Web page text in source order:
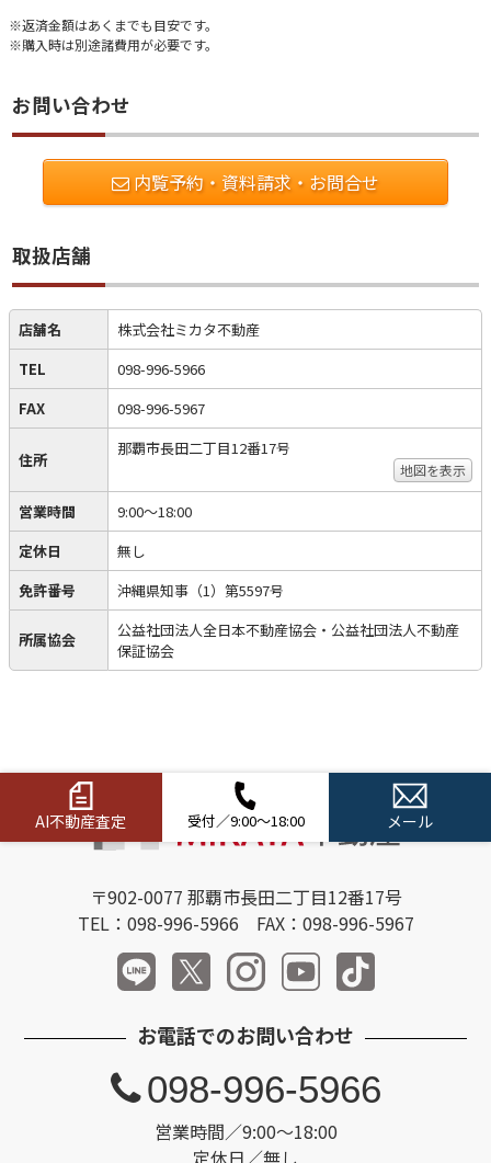
※返済金額はあくまでも目安です。
※購入時は別途諸費用が必要です。
お問い合わせ
内覧予約・資料請求・お問合せ
取扱店舗
店舗名
株式会社ミカタ不動産
TEL
098-996-5966
FAX
098-996-5967
住所
那覇市長田二丁目12番17号
地図を表示
営業時間
9:00～18:00
定休日
無し
免許番号
沖縄県知事（1）第5597号
所属協会
公益社団法人全日本不動産協会・公益社団法人不動産
保証協会
AI不動産査定 受付／9:00～18:00 メール
〒902-0077 那覇市長田二丁目12番17号
TEL：098-996-5966 FAX：098-996-5967
お電話でのお問い合わせ
営業時間／9:00～18:00
定休日／無し
098-996-5966